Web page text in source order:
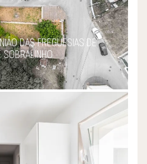
DAS FREGUESIAS DE
SOBRALINHO